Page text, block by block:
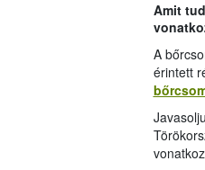
Amit
A
érintett